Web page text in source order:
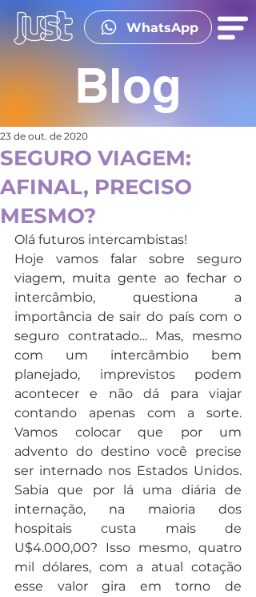
WhatsApp
Blog
SEGURO VIAGEM:
AFINAL, PRECISO
MESMO?
23 de out. de 2020
Olá futuros intercambistas!
Hoje vamos falar sobre seguro
viagem, muita gente ao fechar o
intercâmbio, questiona a
importância de sair do país com o
seguro contratado… Mas, mesmo
com um intercâmbio bem
planejado, imprevistos podem
acontecer e não dá para viajar
contando apenas com a sorte.
Vamos colocar que por um
advento do destino você precise
ser internado nos Estados Unidos.
Sabia que por lá uma diária de
internação, na maioria dos
hospitais custa mais de
U$4.000,00? Isso mesmo, quatro
mil dólares, com a atual cotação
esse valor gira em torno de